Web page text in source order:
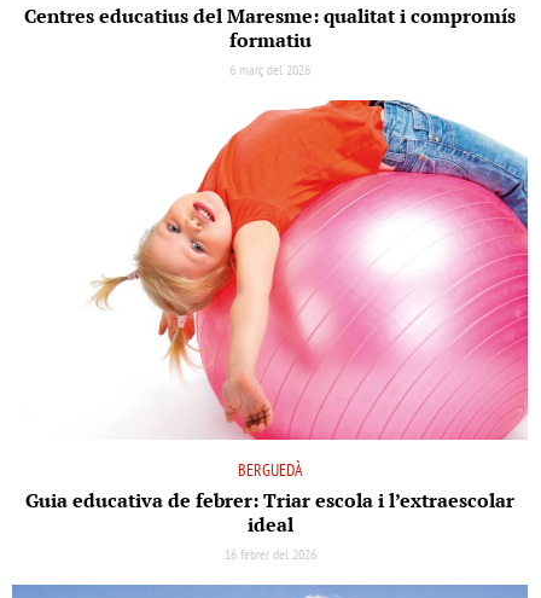
Centres educatius del Maresme: qualitat i compromís
formatiu
6 març del 2026
BERGUEDÀ
Guia educativa de febrer: Triar escola i l’extraescolar
ideal
16 febrer del 2026